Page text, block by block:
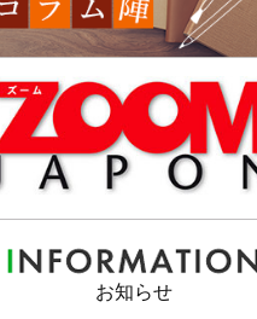
お知らせ